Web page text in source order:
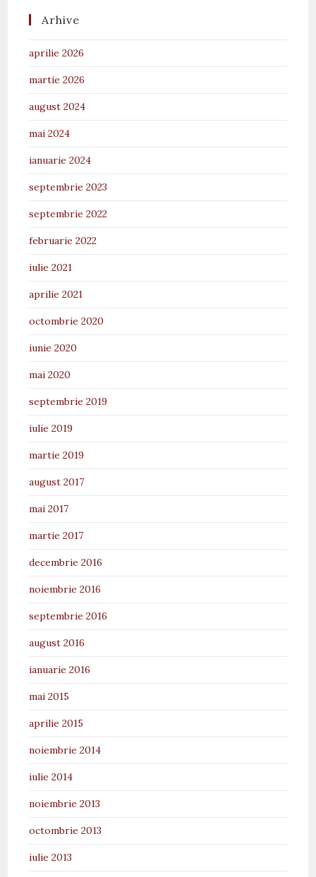
Arhive
aprilie 2026
martie 2026
august 2024
mai 2024
ianuarie 2024
septembrie 2023
septembrie 2022
februarie 2022
iulie 2021
aprilie 2021
octombrie 2020
iunie 2020
mai 2020
septembrie 2019
iulie 2019
martie 2019
august 2017
mai 2017
martie 2017
decembrie 2016
noiembrie 2016
septembrie 2016
august 2016
ianuarie 2016
mai 2015
aprilie 2015
noiembrie 2014
iulie 2014
noiembrie 2013
octombrie 2013
iulie 2013